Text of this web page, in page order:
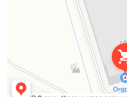
Торговое оборудование в Лыткарине